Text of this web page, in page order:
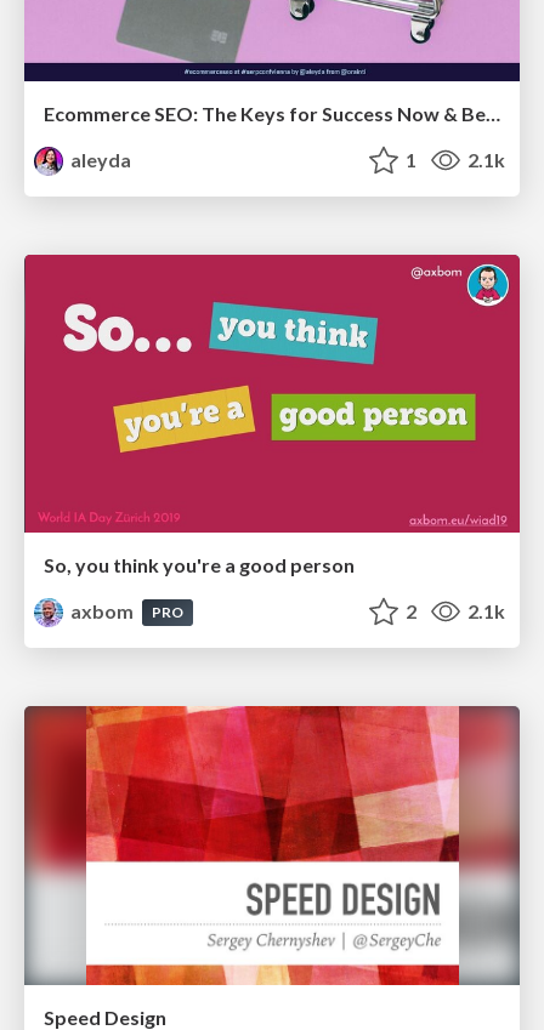
aleyda
1 2.1k
So, you think you're a good person
axbom
PRO 2 2.1k
Speed Design